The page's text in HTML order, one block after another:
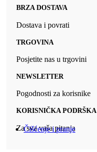
BRZA DOSTAVA
Dostava i povrati
TRGOVINA
Posjetite nas u trgovini
NEWSLETTER
Pogodnosti za korisnike
KORISNIČKA PODRŠKA
Za sva vaša pitanja
Čišćenje i pranje